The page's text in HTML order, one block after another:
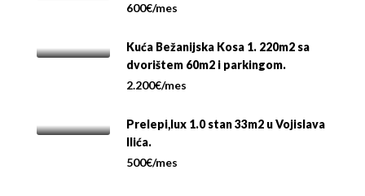
600€/mes
Kuća Bežanijska Kosa 1. 220m2 sa
dvorištem 60m2 i parkingom.
2.200€/mes
Prelepi,lux 1.0 stan 33m2 u Vojislava
Ilića.
500€/mes